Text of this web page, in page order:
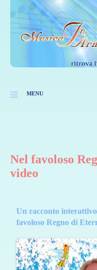
MENU
Nel favoloso
video
Un racconto
favoloso Regno di